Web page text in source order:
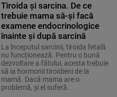
Tiroida și sarcina. De ce
trebuie mama să-și facă
examene endocrinologice
înainte și după sarcină
La începutul sarcinii, tiroida fetală
nu funcționează. Pentru o bună
dezvoltare a fătului, acesta trebuie
să ia hormonii tiroidieni de la
mamă. Dacă mama are o
problemă, și el suferă.